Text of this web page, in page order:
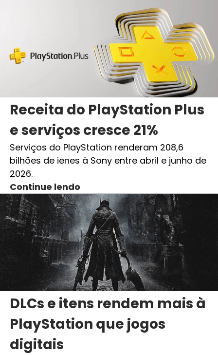
Receita do PlayStation Plus
e serviços cresce 21%
Serviços do PlayStation renderam 208,6
bilhões de ienes à Sony entre abril e junho de
2026.
Continue lendo
DLCs e itens rendem mais à
PlayStation que jogos
digitais